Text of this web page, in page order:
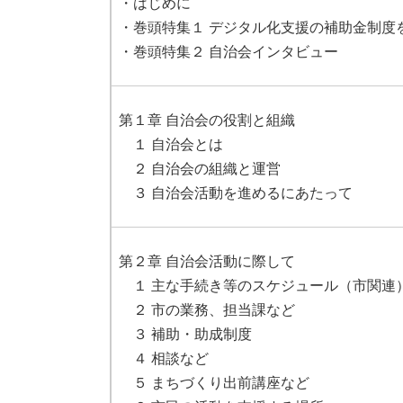
・巻頭特集１ デジタル化支援の補助金制度
・巻頭特集２ 自治会インタビュー
第１章 自治会の役割と組織
１ 自治会とは
２ 自治会の組織と運営
３ 自治会活動を進めるにあたって​
第２章 自治会活動に際して
１ 主な手続き等のスケジュール（市関連）
２ 市の業務、担当課など
３ 補助・助成制度
４ 相談など
５ まちづくり出前講座など